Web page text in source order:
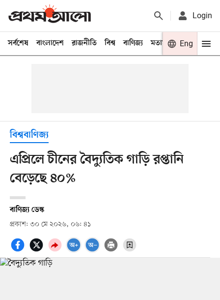
Login
সর্বশেষ বাংলাদেশ রাজনীতি বিশ্ব বাণিজ্য মতামত খেলা
Eng
বিশ্ববাণিজ্য
এপ্রিলে চীনের বৈদ্যুতিক গাড়ি রপ্তানি
বেড়েছে ৪০%
বাণিজ্য ডেস্ক
প্রকাশ: ৩০ মে ২০২৬, ০৬: ৪১